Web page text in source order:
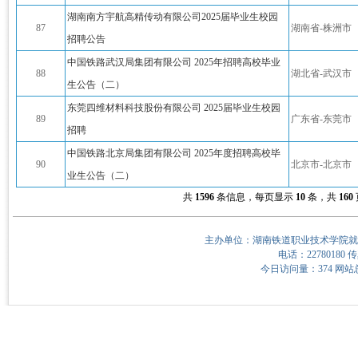
87
湖南南方宇航高精传动有限公司2025届毕业生校园
招聘公告
湖南省-株洲市
88
中国铁路武汉局集团有限公司 2025年招聘高校毕业
生公告（二）
湖北省-武汉市
89
东莞四维材料科技股份有限公司 2025届毕业生校园
招聘
广东省-东莞市
90
中国铁路北京局集团有限公司 2025年度招聘高校毕
业生公告（二）
北京市-北京市
共 1596 条信息，每页显示 10 条，共 160
主办单位：湖南铁道职业技术学院
电话：22780180
今日访问量：374 网站